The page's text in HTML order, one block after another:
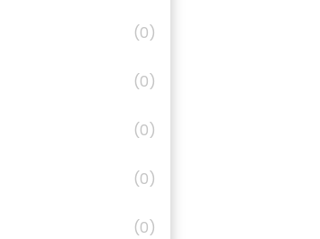
(0)
(0)
(0)
(0)
(0)